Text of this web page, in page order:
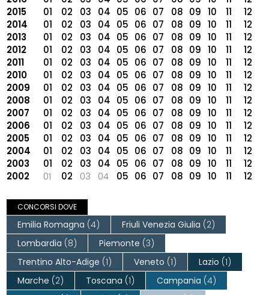
2015
01 02 03 04 05 06 07 08 09 10 11
12
2014
01 02 03 04 05 06 07 08 09 10 11
12
2013
01 02 03 04 05 06 07 08 09 10 11
12
2012
01 02 03 04 05 06 07 08 09 10 11
12
2011
01 02 03 04 05 06 07 08 09 10 11
12
2010
01 02 03 04 05 06 07 08 09 10 11
12
2009
01 02 03 04 05 06 07 08 09 10 11
12
2008
01 02 03 04 05 06 07 08 09 10 11
12
2007
01 02 03 04 05 06 07 08 09 10 11
12
2006
01 02 03 04 05 06 07 08 09 10 11
12
2005
01 02 03 04 05 06 07 08 09 10 11
12
2004
01 02 03 04 05 06 07 08 09 10 11
12
2003
01 02 03 04 05 06 07 08 09 10 11
12
2002
01 02 03 04 05 06 07 08 09 10 11 12
CONCORSI DOVE
Emilia Romagna (4) Friuli Venezia Giulia (2)
Lombardia (8) Piemonte (3)
Trentino Alto-Adige (1) Veneto (1) Lazio (1)
Marche (2) Toscana (1) Campania (4)